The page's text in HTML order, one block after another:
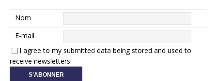
Nom
E-mail
I agree to my submitted data being stored and used to
receive newsletters